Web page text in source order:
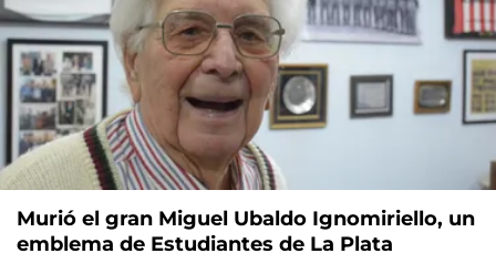
Murió el gran Miguel Ubaldo Ignomiriello, un
emblema de Estudiantes de La Plata